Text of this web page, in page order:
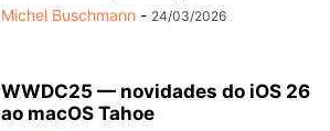
Michel Buschmann - 24/03/2026
WWDC25 — novidades do iOS 26
ao macOS Tahoe